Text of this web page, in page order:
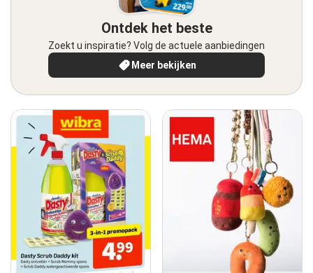
Ontdek het beste
Zoekt u inspiratie? Volg de actuele aanbiedingen
Meer bekijken